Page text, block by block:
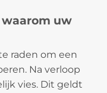
waarom uw
raden om een
Na verloop
vies. Dit geldt